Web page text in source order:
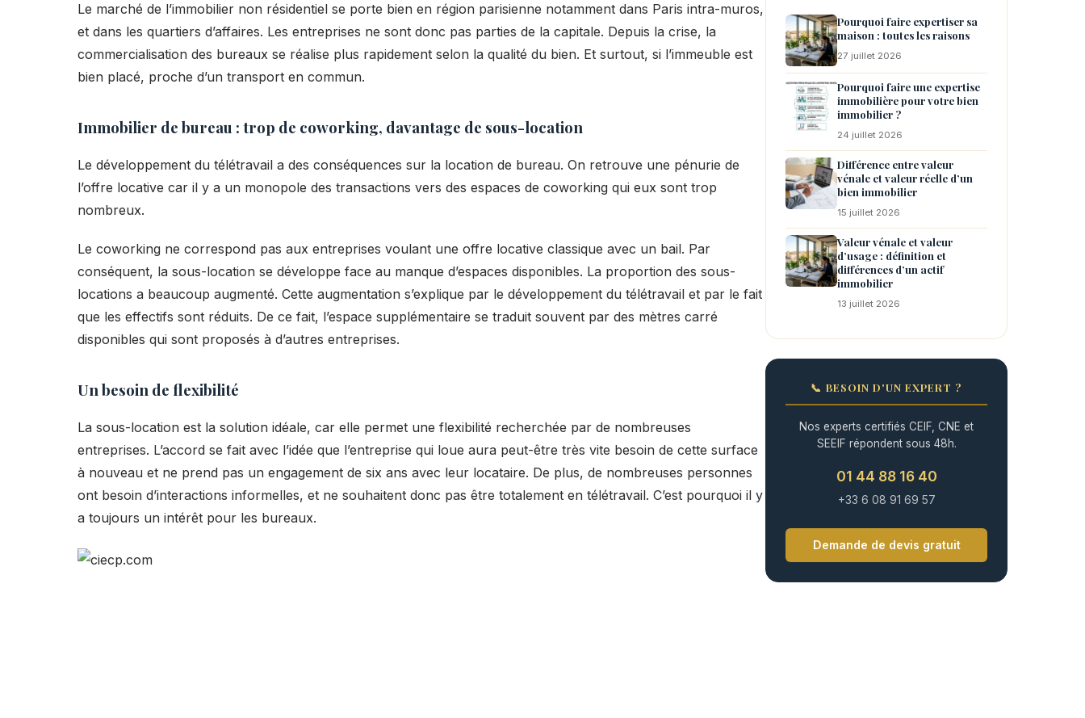
Le marché de l’immobilier non résidentiel se porte bien en région parisienne notamment dans Paris intra-muros,
et dans les quartiers d’affaires. Les entreprises ne sont donc pas parties de la capitale. Depuis la crise, la
commercialisation des bureaux se réalise plus rapidement selon la qualité du bien. Et surtout, si l’immeuble est
bien placé, proche d’un transport en commun.
Immobilier de bureau : trop de coworking, davantage de sous-location
Le développement du télétravail a des conséquences sur la location de bureau. On retrouve une pénurie de
l’offre locative car il y a un monopole des transactions vers des espaces de coworking qui eux sont trop
nombreux.
Le coworking ne correspond pas aux entreprises voulant une offre locative classique avec un bail. Par
conséquent, la sous-location se développe face au manque d’espaces disponibles. La proportion des sous-
locations a beaucoup augmenté. Cette augmentation s’explique par le développement du télétravail et par le fait
que les effectifs sont réduits. De ce fait, l’espace supplémentaire se traduit souvent par des mètres carré
disponibles qui sont proposés à d’autres entreprises.
Un besoin de flexibilité
La sous-location est la solution idéale, car elle permet une flexibilité recherchée par de nombreuses
entreprises. L’accord se fait avec l’idée que l’entreprise qui loue aura peut-être très vite besoin de cette surface
à nouveau et ne prend pas un engagement de six ans avec leur locataire. De plus, de nombreuses personnes
ont besoin d’interactions informelles, et ne souhaitent donc pas être totalement en télétravail. C’est pourquoi il y
a toujours un intérêt pour les bureaux.
Pourquoi faire expertiser sa
maison : toutes les raisons
27 juillet 2026
Pourquoi faire une expertise
immobilière pour votre bien
immobilier ?
24 juillet 2026
Différence entre valeur
vénale et valeur réelle d’un
bien immobilier
15 juillet 2026
Valeur vénale et valeur
d’usage : définition et
différences d’un actif
immobilier
13 juillet 2026
📞 BESOIN D'UN EXPERT ?
Nos experts certifiés CEIF, CNE et
SEEIF répondent sous 48h.
01 44 88 16 40
+33 6 08 91 69 57
Demande de devis gratuit